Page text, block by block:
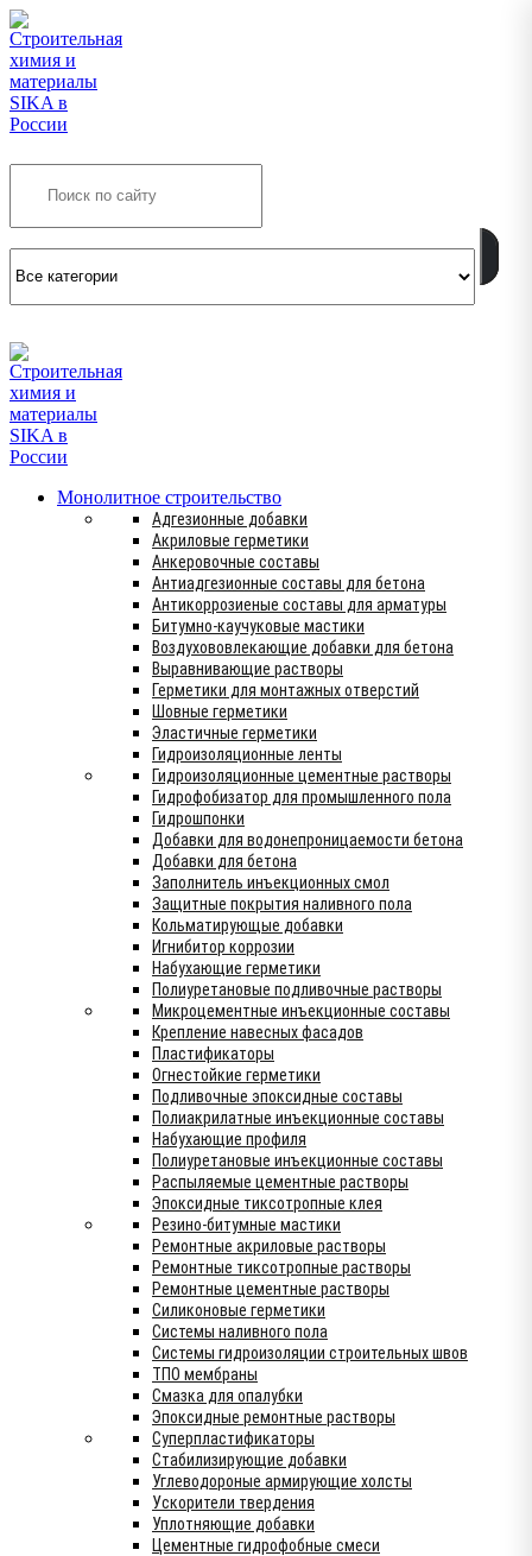
Монолитное строительство
Адгезионные добавки
Акриловые герметики
Анкеровочные составы
Антиадгезионные составы для бетона
Антикоррозиеные составы для арматуры
Битумно-каучуковые мастики
Воздухововлекающие добавки для бетона
Выравнивающие растворы
Герметики для монтажных отверстий
Шовные герметики
Эластичные герметики
Гидроизоляционные ленты
Гидроизоляционные цементные растворы
Гидрофобизатор для промышленного пола
Гидрошпонки
Добавки для водонепроницаемости бетона
Добавки для бетона
Заполнитель инъекционных смол
Защитные покрытия наливного пола
Кольматирующые добавки
Игнибитор коррозии
Набухающие герметики
Полиуретановые подливочные растворы
Микроцементные инъекционные составы
Крепление навесных фасадов
Пластификаторы
Огнестойкие герметики
Подливочные эпоксидные составы
Полиакрилатные инъекционные составы
Набухающие профиля
Полиуретановые инъекционные составы
Распыляемые цементные растворы
Эпоксидные тиксотропные клея
Резино-битумные мастики
Ремонтные акриловые растворы
Ремонтные тиксотропные растворы
Ремонтные цементные растворы
Силиконовые герметики
Системы наливного пола
Системы гидроизоляции строительных швов
ТПО мембраны
Смазка для опалубки
Эпоксидные ремонтные растворы
Суперпластификаторы
Стабилизирующие добавки
Углеводороные армирующие холсты
Ускорители твердения
Уплотняющие добавки
Цементные гидрофобные смеси